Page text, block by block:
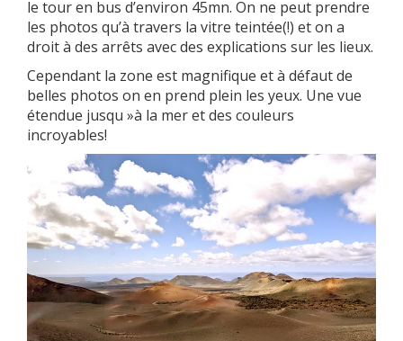
le tour en bus d’environ 45mn. On ne peut prendre
les photos qu’à travers la vitre teintée(!) et on a
droit à des arrêts avec des explications sur les lieux.
Cependant la zone est magnifique et à défaut de
belles photos on en prend plein les yeux. Une vue
étendue jusqu »à la mer et des couleurs
incroyables!